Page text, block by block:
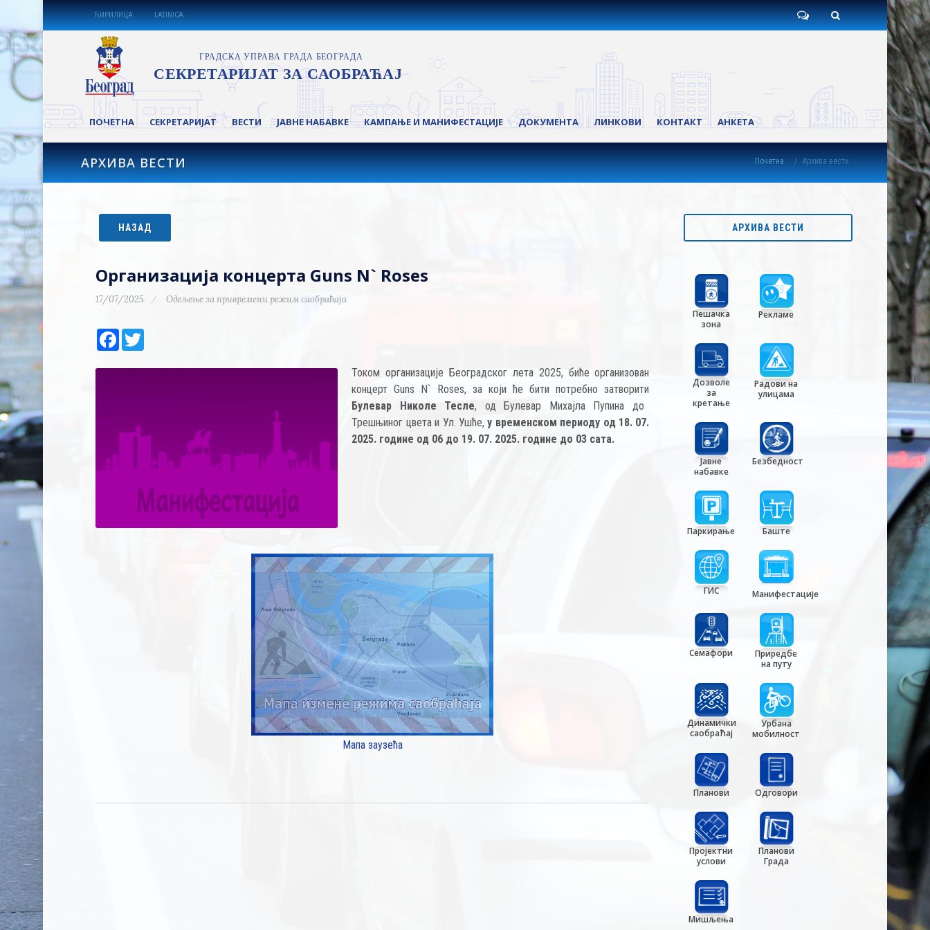
ЋИРИЛИЦА LATINICA
ПОЧЕТНА СЕКРЕТАРИЈАТ ВЕСТИ ЈАВНЕ НАБАВКЕ КАМПАЊЕ И МАНИФЕСТАЦИЈЕ ДОКУМЕНТА ЛИНКОВИ КОНТАКТ АНКЕТА
АРХИВА ВЕСТИ Почетна Архива вести
НАЗАД
Организација концерта Guns N` Roses
17/07/2025 Одељење за привремени режим саобраћаја
Facebook
Током организације Београдског лета 2025, биће организован
концерт Guns N` Roses, за који ће бити потребно затворити
Булевар Николе Тесле, од Булевар Михајла Пупина до
Трешњиног цвета и Ул. Ушће, у временском периоду од 18. 07.
2025. године од 06 до 19. 07. 2025. године до 03 сата.
Мапа заузећа
АРХИВА ВЕСТИ
Пешачка
зона
Рекламе
Дозволе
за
кретање
Радови на
улицама
Јавне
набавке
Безбедност
Паркирање Баште
ГИС Манифестације
Семафори
Приредбе
на путу
Динамички
саобраћај
Урбана
мобилност
Планови Одговори
Пројектни
услови
Планови
Града
Мишљења